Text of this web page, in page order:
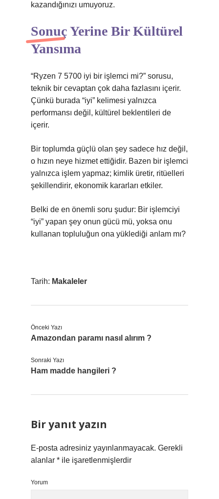
kazandığınızı umuyoruz.
Sonuç Yerine Bir Kültürel
Yansıma
“Ryzen 7 5700 iyi bir işlemci mi?” sorusu,
teknik bir cevaptan çok daha fazlasını içerir.
Çünkü burada “iyi” kelimesi yalnızca
performansı değil, kültürel beklentileri de
içerir.
Bir toplumda güçlü olan şey sadece hız değil,
o hızın neye hizmet ettiğidir. Bazen bir işlemci
yalnızca işlem yapmaz; kimlik üretir, ritüelleri
şekillendirir, ekonomik kararları etkiler.
Belki de en önemli soru şudur: Bir işlemciyi
“iyi” yapan şey onun gücü mü, yoksa onu
kullanan topluluğun ona yüklediği anlam mı?
Tarih: Makaleler
Önceki Yazı
Amazondan paramı nasıl alırım ?
Sonraki Yazı
Ham madde hangileri ?
Bir yanıt yazın
E-posta adresiniz yayınlanmayacak. Gerekli
alanlar * ile işaretlenmişlerdir
Yorum